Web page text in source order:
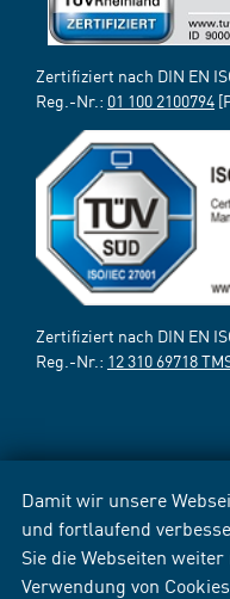
Damit wir unsere
und fortlaufend
Sie die Webseiten
Verwendung von
Zertifiziert nach DIN EN
Reg.-Nr.: 01 100 2100794
Zertifiziert nach DIN EN
Reg.-Nr.: 12 310 69718